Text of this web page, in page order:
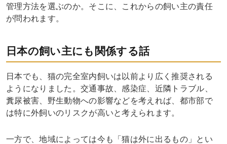
管理方法を選ぶのか。そこに、これからの飼い主の責任
が問われます。
日本の飼い主にも関係する話
日本でも、猫の完全室内飼いは以前より広く推奨される
ようになりました。交通事故、感染症、近隣トラブル、
糞尿被害、野生動物への影響などを考えれば、都市部で
は特に外飼いのリスクが高いと考えられます。
一方で、地域によっては今も「猫は外に出るもの」とい